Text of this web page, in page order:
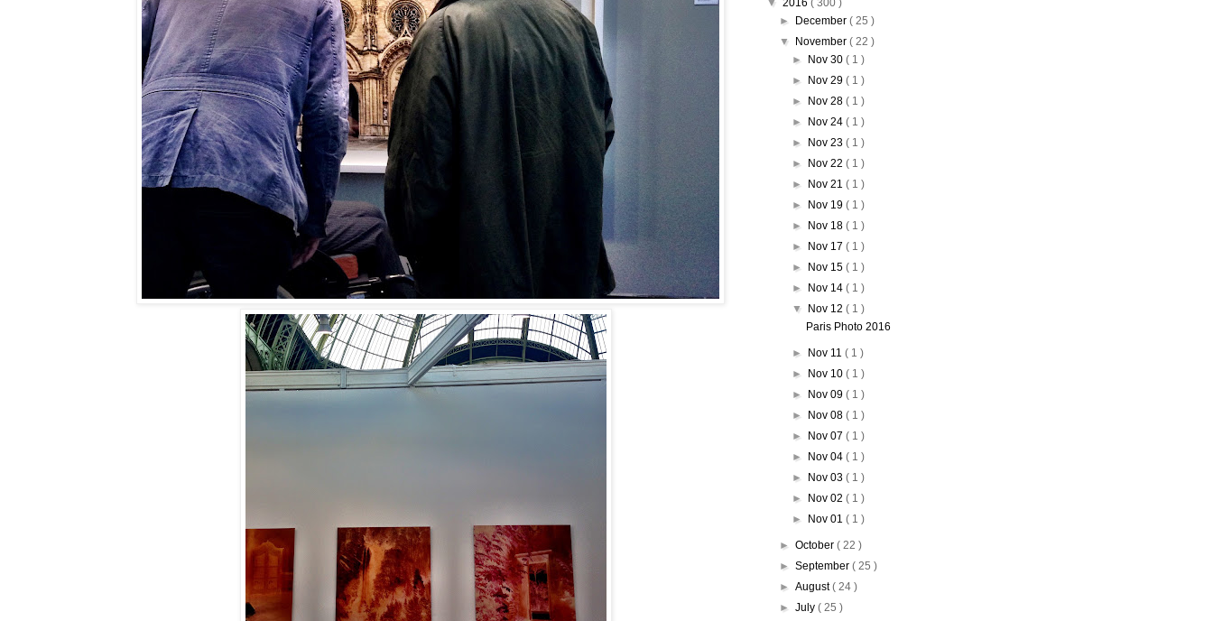
▼ 2016 ( 300 )
►
December ( 25 )
▼
November ( 22 )
►
Nov 30( 1 )
►
Nov 29( 1 )
►
Nov 28( 1 )
►
Nov 24( 1 )
►
Nov 23( 1 )
►
Nov 22( 1 )
►
Nov 21( 1 )
►
Nov 19( 1 )
►
Nov 18( 1 )
►
Nov 17( 1 )
►
Nov 15( 1 )
►
Nov 14( 1 )
▼
Nov 12( 1 )
Paris Photo 2016
► Nov 11( 1 )
►
Nov 10( 1 )
►
Nov 09( 1 )
►
Nov 08( 1 )
►
Nov 07( 1 )
►
Nov 04( 1 )
►
Nov 03( 1 )
►
Nov 02( 1 )
►
Nov 01( 1 )
► October ( 22 )
► September ( 25 )
► August( 24 )
► July ( 25 )